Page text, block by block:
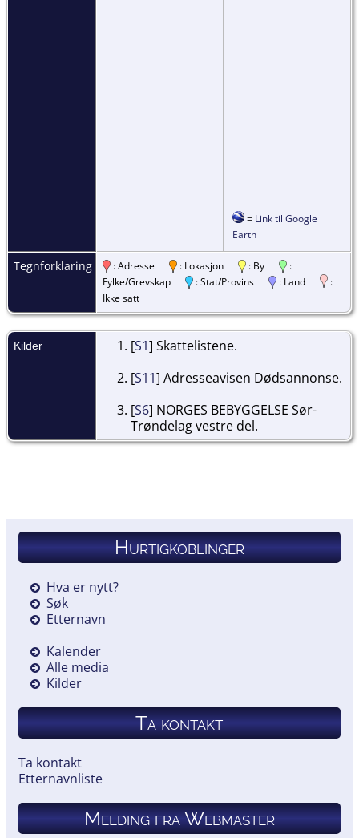
= Link til Google
Earth
Tegnforklaring : Adresse : Lokasjon : By
:
Fylke/Grevskap
: Stat/Provins : Land
:
Ikke satt
Kilder [S1] Skattelistene.
[S11] Adresseavisen Dødsannonse.
[S6] NORGES BEBYGGELSE Sør-
Trøndelag vestre del.
Hurtigkoblinger
Hva er nytt?
Søk
Etternavn
Kalender
Alle media
Kilder
Ta kontakt
Ta kontakt
Etternavnliste
Melding fra Webmaster